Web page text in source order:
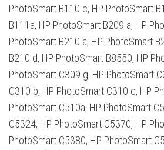
PhotoSmart B110 c, HP PhotoSmart
B111a, HP PhotoSmart B209 a, HP
PhotoSmart B210 a, HP PhotoSmart
B210 d, HP PhotoSmart B8550, HP
PhotoSmart C309 g, HP PhotoSmart
C310 b, HP PhotoSmart C310 c, HP
PhotoSmart C510a, HP PhotoSmart
C5324, HP PhotoSmart C5370, HP
PhotoSmart C5380, HP PhotoSmart